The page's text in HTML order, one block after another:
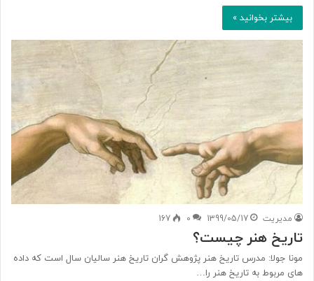
بیشتر بخوانید »
مدیریت 1399/05/17
0
167
تاریخ هنر چیست؟
مونا جولا: مدرس تاريخ هنر پژوهش گران تاریخ هنر سالیان سال است که داده
های مربوط به تاریخ هنر را…